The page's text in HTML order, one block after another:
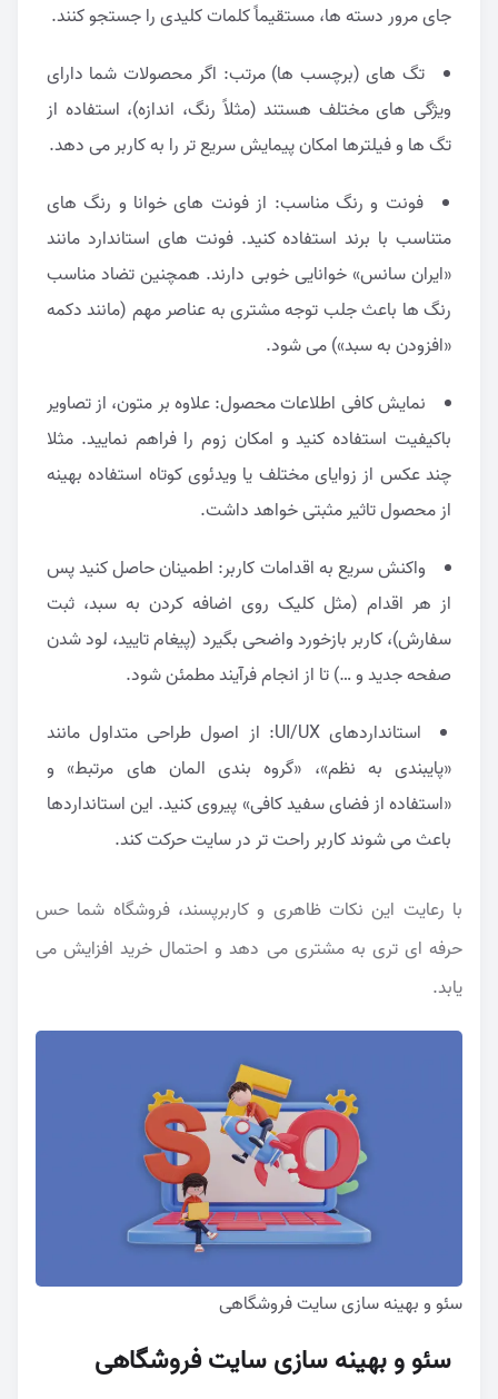
جای مرور دسته ها، مستقیماً کلمات کلیدی را جستجو کنند.
تگ های (برچسب ها) مرتب: اگر محصولات شما دارای
ویژگی های مختلف هستند (مثلاً رنگ، اندازه)، استفاده از
تگ ها و فیلترها امکان پیمایش سریع تر را به کاربر می دهد.
فونت و رنگ مناسب: از فونت های خوانا و رنگ های
متناسب با برند استفاده کنید. فونت های استاندارد مانند
«ایران سانس» خوانایی خوبی دارند. همچنین تضاد مناسب
رنگ ها باعث جلب توجه مشتری به عناصر مهم (مانند دکمه
«افزودن به سبد») می شود.
نمایش کافی اطلاعات محصول: علاوه بر متون، از تصاویر
باکیفیت استفاده کنید و امکان زوم را فراهم نمایید. مثلا
چند عکس از زوایای مختلف یا ویدئوی کوتاه استفاده بهینه
از محصول تاثیر مثبتی خواهد داشت.
واکنش سریع به اقدامات کاربر: اطمینان حاصل کنید پس
از هر اقدام (مثل کلیک روی اضافه کردن به سبد، ثبت
سفارش)، کاربر بازخورد واضحی بگیرد (پیغام تایید، لود شدن
صفحه جدید و …) تا از انجام فرآیند مطمئن شود.
استانداردهای UI/UX: از اصول طراحی متداول مانند
«پایبندی به نظم»، «گروه بندی المان های مرتبط» و
«استفاده از فضای سفید کافی» پیروی کنید. این استانداردها
باعث می شوند کاربر راحت تر در سایت حرکت کند.
با رعایت این نکات ظاهری و کاربرپسند، فروشگاه شما حس
حرفه ای تری به مشتری می دهد و احتمال خرید افزایش می
یابد.
سئو و بهینه سازی سایت فروشگاهی
سئو و بهینه سازی سایت فروشگاهی